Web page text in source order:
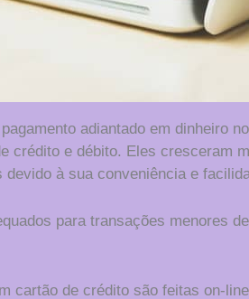
adiantado em dinheiro
crédito e débito. Eles cresceram
à sua conveniência e
para transações menores
cartão de crédito são feitas on-